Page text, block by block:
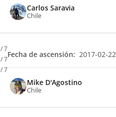
Carlos Saravia
Chile
/ 7
/ 7
/ 7
Fecha de ascensión: 2017-02-22
Mike D'Agostino
Chile